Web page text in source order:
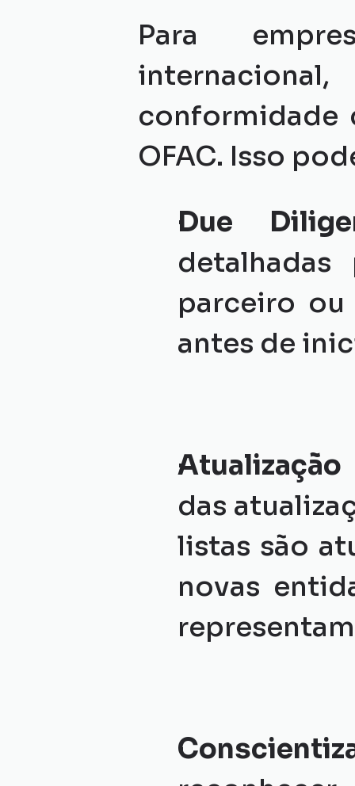
Para
conformidade
OFAC. Isso
Due
parceiro ou
antes de
das
listas são
novas